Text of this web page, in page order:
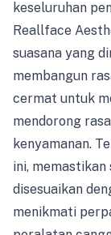
keseluruhan
Reallface
suasana yang
membangun
cermat untuk
mendorong
kenyamanan.
ini,
disesuaikan
menikmati